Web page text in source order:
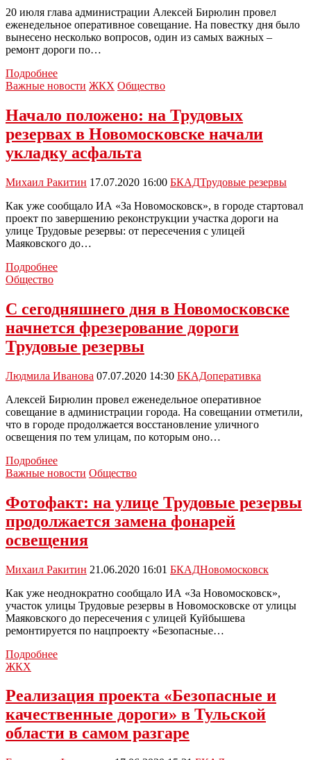
октября
20 июля глава администрации Алексей Бирюлин провел
еженедельное оперативное совещание. На повестку дня было
вынесено несколько вопросов, один из самых важных –
ремонт дороги по…
ПодробнееПо
улице
будут
высажены
деревья
Важные новости ЖКХ Общество
Начало положено: на Трудовых
резервах в Новомосковске начали
укладку асфальта
Михаил Ракитин 17.07.2020 16:00 БКАДТрудовые резервы
Как уже сообщало ИА «За Новомосковск», в городе стартовал
проект по завершению реконструкции участка дороги на
улице Трудовые резервы: от пересечения с улицей
Маяковского до…
ПодробнееНачало
резервах
в
начали
асфальта
Общество
С сегодняшнего дня в Новомосковске
начнется фрезерование дороги
Трудовые резервы
Людмила Иванова 07.07.2020 14:30 БКАДоперативка
Алексей Бирюлин провел еженедельное оперативное
совещание в администрации города. На совещании отметили,
что в городе продолжается восстановление уличного
освещения по тем улицам, по которым оно…
ПодробнееС
сегодняшнего
Новомосковске
начнется
дороги
резервы
Важные новости Общество
Фотофакт: на улице Трудовые резервы
продолжается замена фонарей
освещения
Михаил Ракитин 21.06.2020 16:01 БКАДНовомосковск
Как уже неоднократно сообщало ИА «За Новомосковск»,
участок улицы Трудовые резервы в Новомосковске от улицы
Маяковского до пересечения с улицей Куйбышева
ремонтируется по нацпроекту «Безопасные…
ПодробнееФотофакт:
Трудовые
резервы
продолжается
замена
фонарей
ЖКХ
Реализация проекта «Безопасные и
качественные дороги» в Тульской
области в самом разгаре